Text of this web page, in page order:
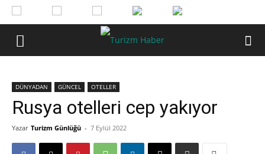
DÜNYADAN GÜNCEL OTELLER
Rusya otelleri cep yakıyor
Yazar Turizm Günlüğü - 7 Eylül 2022